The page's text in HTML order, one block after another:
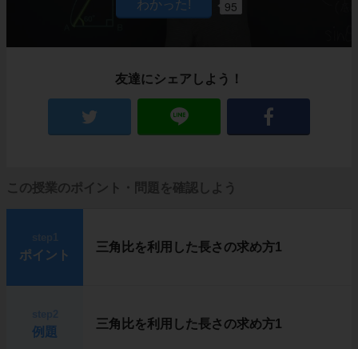
95
友達にシェアしよう！
この授業のポイント・問題を確認しよう
ポイント
三角比を利用した長さの求め方1
例題
三角比を利用した長さの求め方1